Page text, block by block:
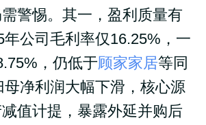
警惕。其一，盈利质量有
公司毛利率仅16.25%，一
，仍低于顾家家居等同
母净利润大幅下滑，核心源
值计提，暴露外延并购后